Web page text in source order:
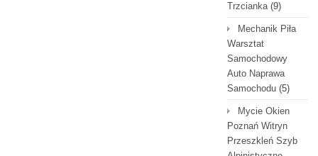
Trzcianka(9)
Mechanik Piła
Warsztat
Samochodowy
Auto Naprawa
Samochodu (5)
Mycie Okien
Poznań Witryn
Przeszkleń Szyb